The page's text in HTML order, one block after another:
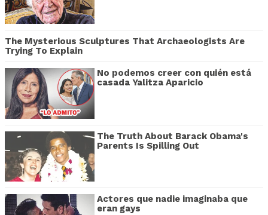
The Mysterious Sculptures That Archaeologists Are
Trying To Explain
No podemos creer con quién está
casada Yalitza Aparicio
The Truth About Barack Obama's
Parents Is Spilling Out
Actores que nadie imaginaba que
eran gays